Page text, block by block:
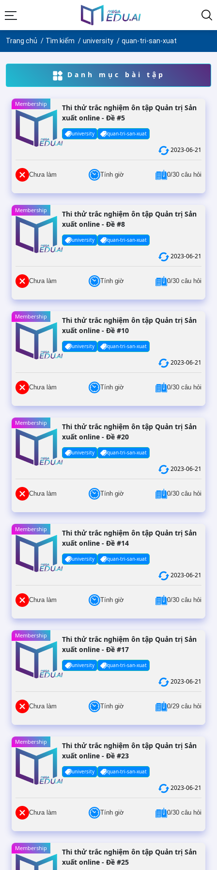
Trang chủ Tìm kiếm university quan-tri-san-xuat
Danh mục bài tập
Membership
Thi thử trắc nghiệm ôn tập Quản trị Sản
xuất online - Đề #5
university quan-tri-san-xuat
2023-06-21
Chưa làm Tính giờ 0/30 câu hỏi
Membership
Thi thử trắc nghiệm ôn tập Quản trị Sản
xuất online - Đề #8
university quan-tri-san-xuat
2023-06-21
Chưa làm Tính giờ 0/30 câu hỏi
Membership
Thi thử trắc nghiệm ôn tập Quản trị Sản
xuất online - Đề #10
university quan-tri-san-xuat
2023-06-21
Chưa làm Tính giờ 0/30 câu hỏi
Membership
Thi thử trắc nghiệm ôn tập Quản trị Sản
xuất online - Đề #20
university quan-tri-san-xuat
2023-06-21
Chưa làm Tính giờ 0/30 câu hỏi
Membership
Thi thử trắc nghiệm ôn tập Quản trị Sản
xuất online - Đề #14
university quan-tri-san-xuat
2023-06-21
Chưa làm Tính giờ 0/30 câu hỏi
Membership
Thi thử trắc nghiệm ôn tập Quản trị Sản
xuất online - Đề #17
university quan-tri-san-xuat
2023-06-21
Chưa làm Tính giờ 0/29 câu hỏi
Membership
Thi thử trắc nghiệm ôn tập Quản trị Sản
xuất online - Đề #23
university quan-tri-san-xuat
2023-06-21
Chưa làm Tính giờ 0/30 câu hỏi
Membership
Thi thử trắc nghiệm ôn tập Quản trị Sản
xuất online - Đề #25